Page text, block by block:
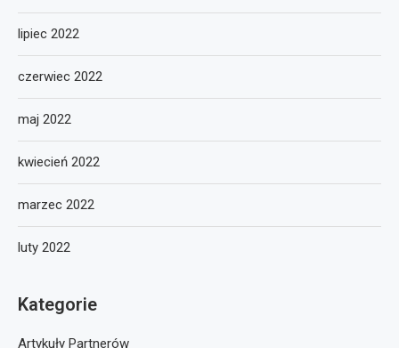
lipiec 2022
czerwiec 2022
maj 2022
kwiecień 2022
marzec 2022
luty 2022
Kategorie
Artykuły Partnerów